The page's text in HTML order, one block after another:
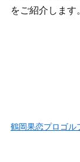
をご紹介します
鶴岡果恋プロゴル